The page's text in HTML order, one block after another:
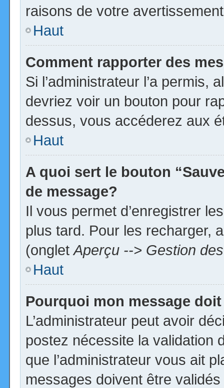
raisons de votre
Haut
Comment rapporter des
Si l’administrateur l’a permis,
devriez voir un bouton pour
dessus, vous accéderez aux
Haut
A quoi sert le bouton
de message?
Il vous permet d’enregistrer
plus tard. Pour les recharger,
(ongletAperçu --> Gestion
Haut
Pourquoi mon message
L’administrateur peut avoir
postez nécessite la validation
que l’administrateur vous ait
messages doivent être